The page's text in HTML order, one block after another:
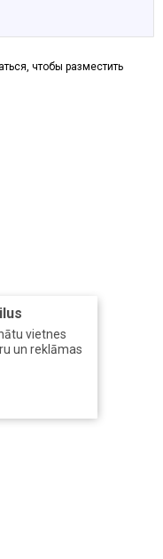
vietnes
un reklāmas
чтобы разместить